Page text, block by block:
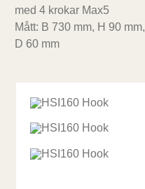
med 4 krokar Max5
Mått: B 730 mm, H 90 mm,
D 60 mm